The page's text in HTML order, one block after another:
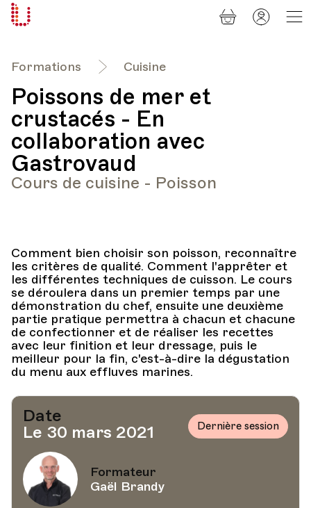
Formations Cuisine
Poissons de mer et
crustacés - En
collaboration avec
Gastrovaud
Cours de cuisine - Poisson
Comment bien choisir son poisson, reconnaître
les critères de qualité. Comment l'apprêter et
les différentes techniques de cuisson. Le cours
se déroulera dans un premier temps par une
démonstration du chef, ensuite une deuxième
partie pratique permettra à chacun et chacune
de confectionner et de réaliser les recettes
avec leur finition et leur dressage, puis le
meilleur pour la fin, c'est-à-dire la dégustation
du menu aux effluves marines.
Date
Le 30 mars 2021
Dernière session
Formateur
Gaël Brandy
Panier
Mon